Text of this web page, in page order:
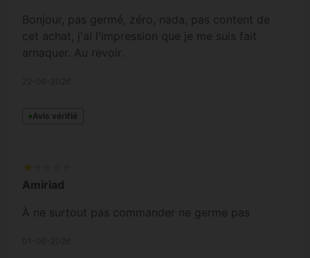
Bonjour, pas germé, zéro, nada, pas content de
cet achat, j'ai l'impression que je me suis fait
arnaquer. Au revoir.
Avis vérifié
Amiriad
À ne surtout pas commander ne germe pas